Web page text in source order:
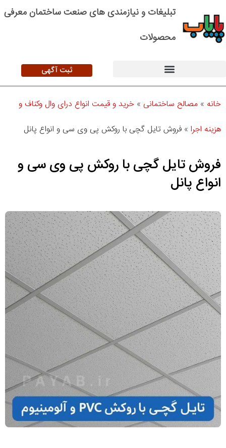
تبلیغات و نیازمندی های صنعت ساختمان معرفی
محصولات
ثبت آگهی
خانه » مصالح ساختمانی » خرید و قیمت انواع درای وال وکناف و
هزینه اجرا » فروش تایل گچی با روکش پی وی سی و انواع پانل
فروش تایل گچی با روکش پی وی سی و
انواع پانل